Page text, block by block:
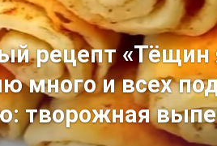
рецепт «Тёщин
много и всех
творожная